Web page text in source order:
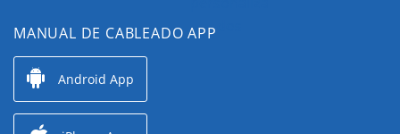
MANUAL DE CABLEADO APP
Android App